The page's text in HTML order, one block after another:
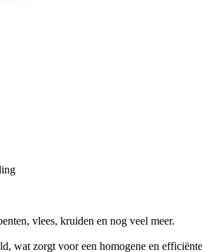
vlees, kruiden en nog veel meer.
wat zorgt voor een homogene en